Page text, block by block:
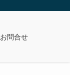
お問合せ